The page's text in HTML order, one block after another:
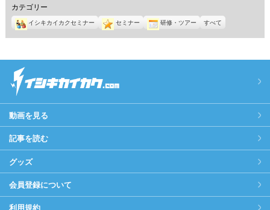
カテゴリー
イシキカイカクセミナー セミナー 研修・ツアー すべて
動画を見る
記事を読む
グッズ
会員登録について